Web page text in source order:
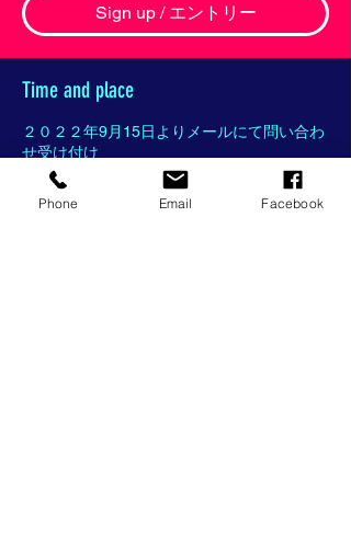
Sign up / エントリー
Time and place
２０２２年9月15日よりメールにて問い合わ
せ受け付け
ヨーロッパ主要都市, Paris, France (イタリ
ア、イギリス、スイスへ巡回予定)
Phone Email Facebook